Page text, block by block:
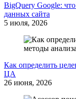
BigQuery Google: что
данных сайта
5 июля, 2026
Как определить
ЦА
26 июня, 2026